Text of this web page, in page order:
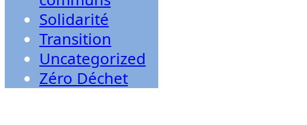
Solidarité
Transition
Uncategorized
Zéro Déchet